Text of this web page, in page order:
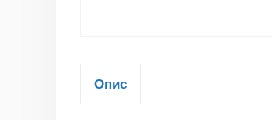
Опис